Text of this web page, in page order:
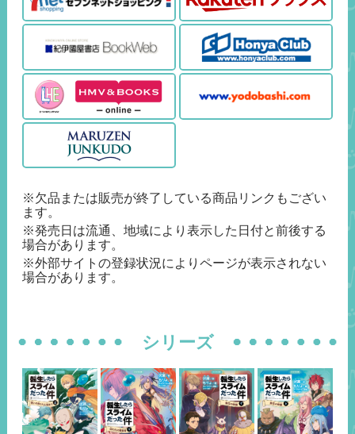
※欠品または販売が終了している商品リンクもござい
ます。
※発売日は流通、地域により表示した日付と前後する
場合があります。
※外部サイトの登録状況によりページが表示されない
場合があります。
シリーズ